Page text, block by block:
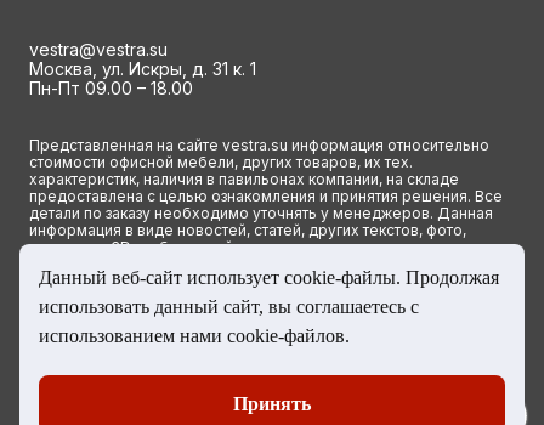
vestra@vestra.su
Москва, ул. Искры, д. 31 к. 1
Пн-Пт 09.00 – 18.00
Представленная на сайте vestra.su информация относительно
стоимости офисной мебели, других товаров, их тех.
характеристик, наличия в павильонах компании, на складе
предоставлена с целью ознакомления и принятия решения. Все
детали по заказу необходимо уточнять у менеджеров. Данная
информация в виде новостей, статей, других текстов, фото,
картинок и 3D изображений ни при каких условиях не является
положениями ст. 437(2) Гражданского кодекса РФ.
© 2023 Группа компаний ВЕСТРА. Все права сайта защищены
Данный веб-сайт использует cookie-файлы. Продолжая
использовать данный сайт, вы соглашаетесь с
использованием нами cookie-файлов.
Принять